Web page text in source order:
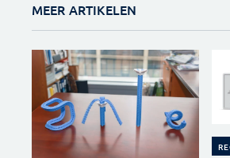
MEER ARTIKELEN